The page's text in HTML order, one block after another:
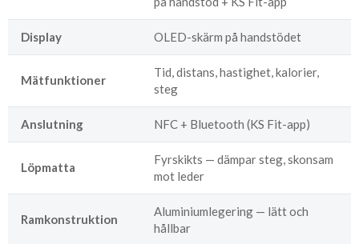
Display OLED-skärm på handstödet
Mätfunktioner
Tid, distans, hastighet, kalorier,
steg
Anslutning NFC + Bluetooth (KS Fit-app)
Löpmatta
Fyrskikts — dämpar steg, skonsam
mot leder
Ramkonstruktion
Aluminiumlegering — lätt och
hållbar